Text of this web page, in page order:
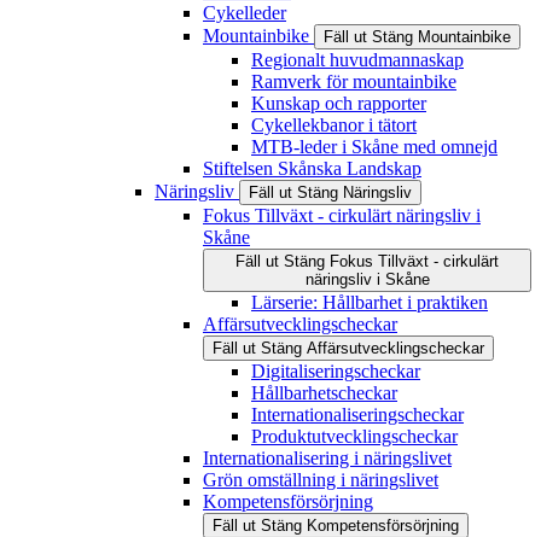
Cykelleder
Mountainbike
Fäll ut Stäng Mountainbike
Regionalt huvudmannaskap
Ramverk för mountainbike
Kunskap och rapporter
Cykellekbanor i tätort
MTB-leder i Skåne med omnejd
Stiftelsen Skånska Landskap
Näringsliv
Fäll ut Stäng Näringsliv
Fokus Tillväxt - cirkulärt näringsliv i
Skåne
Fäll ut Stäng Fokus Tillväxt - cirkulärt
näringsliv i Skåne
Lärserie: Hållbarhet i praktiken
Affärsutvecklingscheckar
Fäll ut Stäng Affärsutvecklingscheckar
Digitaliseringscheckar
Hållbarhetscheckar
Internationaliseringscheckar
Produktutvecklingscheckar
Internationalisering i näringslivet
Grön omställning i näringslivet
Kompetensförsörjning
Fäll ut Stäng Kompetensförsörjning